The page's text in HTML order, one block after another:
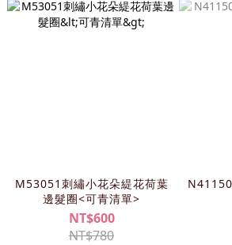
M53051刺繡小花朵緹花荷葉
邊髮圈<可青清單>
NT$600
NT$780